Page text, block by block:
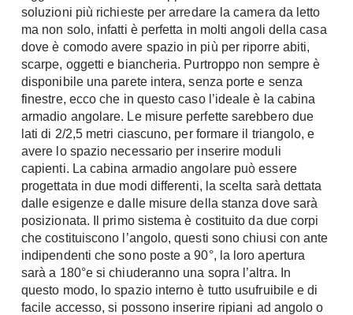
Pareti Attrezzate
Porta Tv
Contatti
Divani
Divani moderni
Divani classici
Poltrone
Poltroncine
Divanoletto
Chaise Longue
Divani Angolo
Divani in Pelle
Chiller
Pompe di calore
Ecologia
Geotermia
Case in Legno
Case Prefabbricate
Fotovoltaico
Riciclo
Energie Rinnovabili
Bioedilizia
Teleriscaldamento
Cura della casa
soluzioni più richieste per arredare la camera da letto
ma non solo, infatti è perfetta in molti angoli della casa
dove è comodo avere spazio in più per riporre abiti,
scarpe, oggetti e biancheria. Purtroppo non sempre è
disponibile una parete intera, senza porte e senza
finestre, ecco che in questo caso l’ideale è la cabina
armadio angolare. Le misure perfette sarebbero due
lati di 2/2,5 metri ciascuno, per formare il triangolo, e
avere lo spazio necessario per inserire moduli
capienti. La cabina armadio angolare può essere
progettata in due modi differenti, la scelta sarà dettata
dalle esigenze e dalle misure della stanza dove sarà
posizionata. Il primo sistema è costituito da due corpi
che costituiscono l’angolo, questi sono chiusi con ante
indipendenti che sono poste a 90°, la loro apertura
sarà a 180°e si chiuderanno una sopra l’altra. In
questo modo, lo spazio interno è tutto usufruibile e di
facile accesso, si possono inserire ripiani ad angolo o